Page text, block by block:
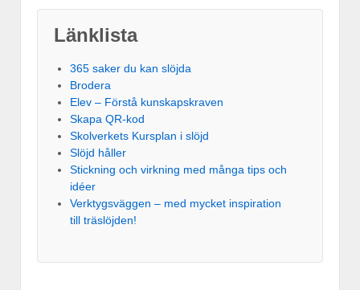
Länklista
365 saker du kan slöjda
Brodera
Elev – Förstå kunskapskraven
Skapa QR-kod
Skolverkets Kursplan i slöjd
Slöjd håller
Stickning och virkning med många tips och
idéer
Verktygsväggen – med mycket inspiration
till träslöjden!